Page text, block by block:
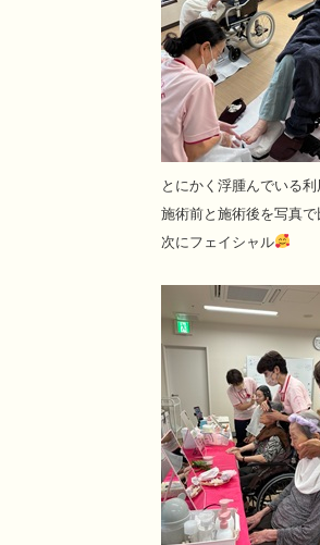
とにかく浮腫んでいる
施術前と施術後を写真
次にフェイシャル